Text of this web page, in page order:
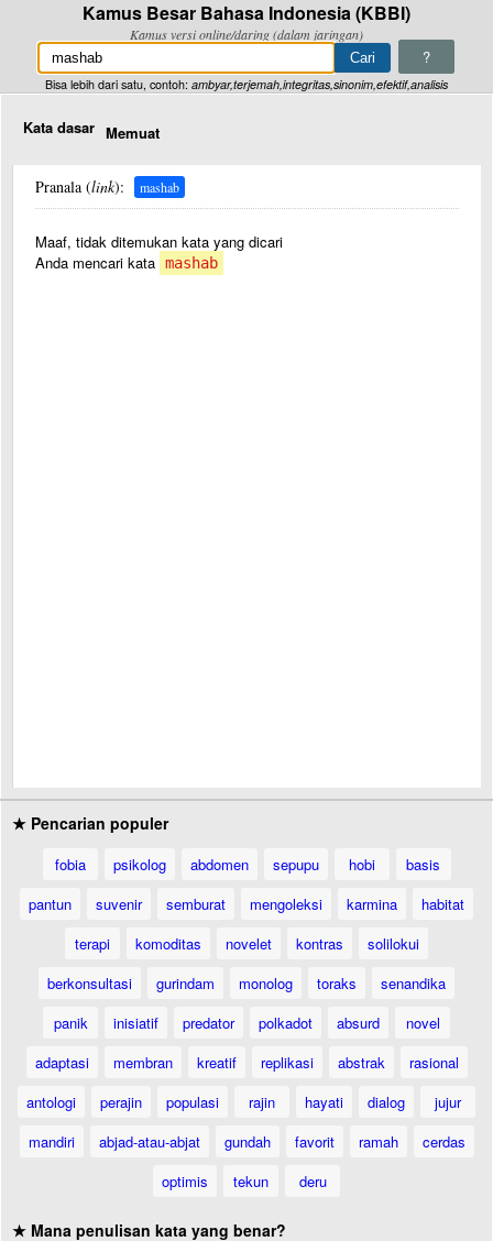
Kamus Besar Bahasa Indonesia (KBBI)
Kamus versi online/daring (dalam jaringan)
?
Bisa lebih dari satu, contoh: ambyar,terjemah,integritas,sinonim,efektif,analisis
Kata dasar Memuat
Pranala (link): mashab
Maaf, tidak ditemukan kata yang dicari
Anda mencari kata mashab
★ Pencarian populer
fobia psikolog abdomen sepupu hobi
basis
pantun
suvenir semburat mengoleksi karmina
habitat
terapi
komoditas novelet kontras
solilokui
berkonsultasi
gurindam monolog toraks
senandika
panik
inisiatif predator polkadot absurd
novel
adaptasi
membran kreatif replikasi abstrak
rasional
antologi
perajin populasi rajin hayati dialog
jujur
mandiri
abjad-atau-abjat gundah favorit ramah
cerdas
optimis
tekun deru
★ Mana penulisan kata yang benar?